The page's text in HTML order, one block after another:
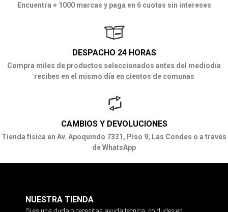
Encuentra + 1000 marcas y paga en 6 cuotas sin intereses
DESPACHO 24 HORAS
Compra miles de productos seleccionados antes del mediodía
recibes en el mismo día en cientos de comunas
CAMBIOS Y DEVOLUCIONES
Tienda física en Av. Apoquindo 7331, Piso 9, Las Condes o a través
de WhatsApp
NUESTRA TIENDA